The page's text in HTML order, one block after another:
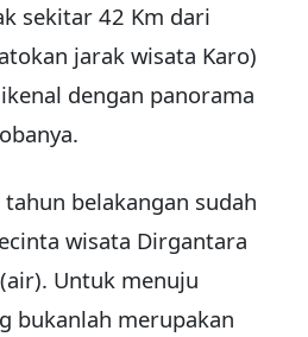
sekitar 42 Km dari
jarak wisata Karo)
dengan panorama
belakangan sudah
wisata Dirgantara
Untuk menuju
bukanlah merupakan